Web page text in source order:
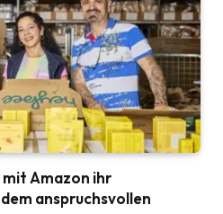
mit Amazon ihr
anspruchsvollen